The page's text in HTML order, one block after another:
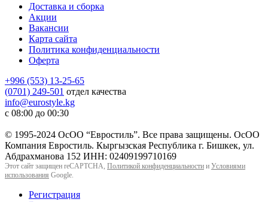
Доставка и сборка
Акции
Вакансии
Карта сайта
Политика конфиденциальности
Оферта
+996 (553) 13-25-65
(0701) 249-501 отдел качества
info@eurostyle.kg
с 08:00 до 00:30
© 1995-2024 ОсОО “Евростиль”. Все права защищены. ОсОО
Компания Евростиль. Кыргызская Республика г. Бишкек, ул.
Абдрахманова 152 ИНН: 02409199710169
Этот сайт защищен reCAPTCHA, Политикой конфиденциальности и Условиями
использования Google.
Регистрация